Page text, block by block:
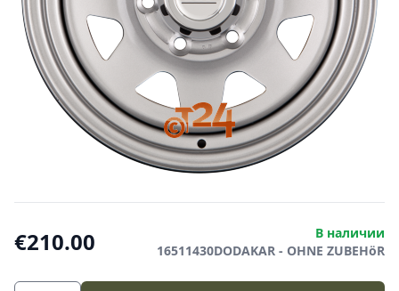
€210.00
В наличии
16511430DODAKAR - OHNE ZUBEHöR